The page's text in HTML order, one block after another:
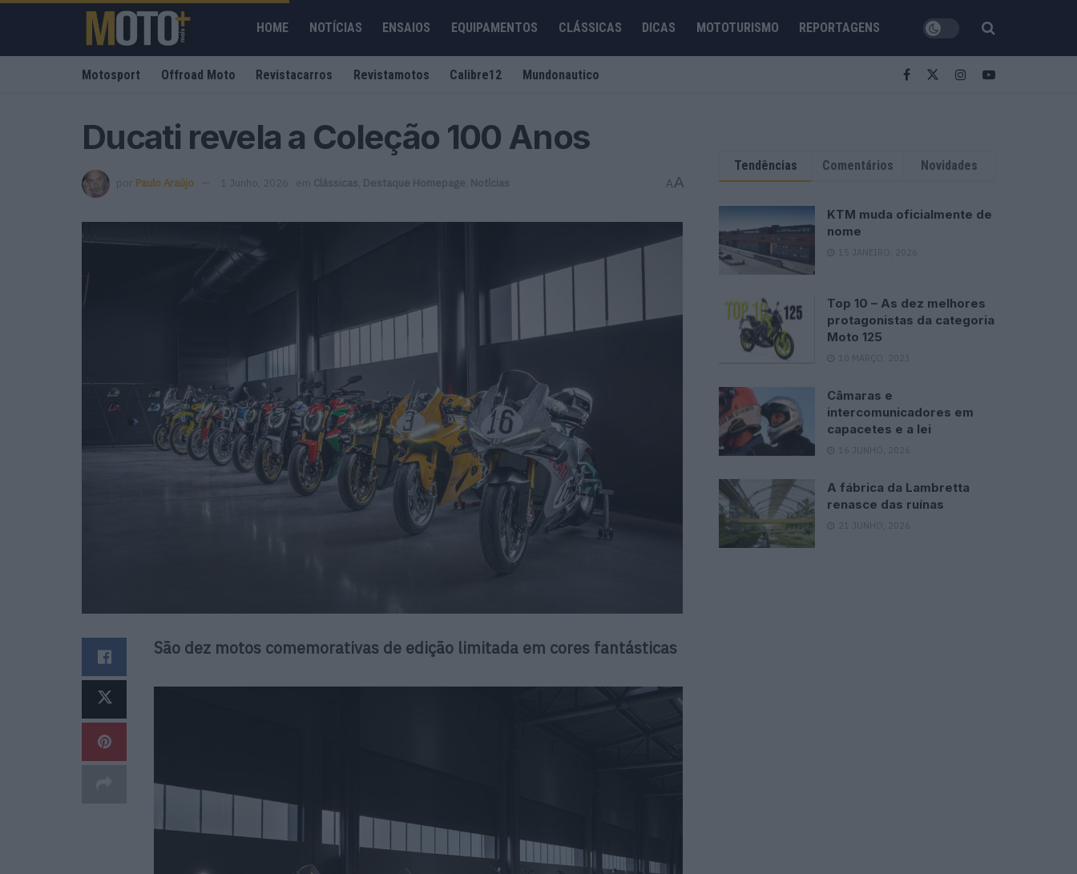
HOME NOTÍCIAS ENSAIOS EQUIPAMENTOS CLÁSSICAS DICAS MOTOTURISMO REPORTAGENS
Motosport Offroad Moto Revistacarros Revistamotos Calibre12 Mundonautico
Ducati revela a Coleção 100 Anos
por Paulo Araújo 1 Junho, 2026 em Clássicas Destaque Homepage Notícias AA
São dez motos comemorativas de edição limitada em cores fantásticas
Tendências Comentários Novidades
KTM muda oficialmente de
nome
15 JANEIRO, 2026
Top 10 – As dez melhores
protagonistas da categoria
Moto 125
10 MARÇO, 2023
Câmaras e
intercomunicadores em
capacetes e a lei
16 JUNHO, 2026
A fábrica da Lambretta
renasce das ruínas
21 JUNHO, 2026